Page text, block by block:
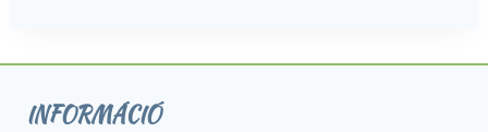
INFORMÁCIÓ